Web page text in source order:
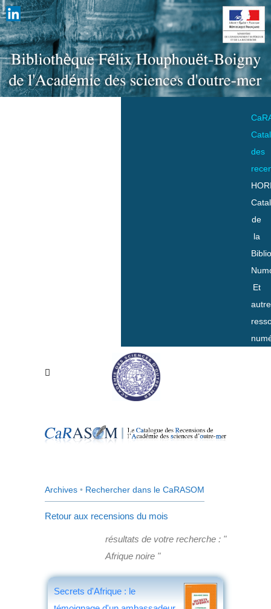
des
de
la
Et
Archives • Rechercher dans le CaRASOM
Retour aux recensions du mois
résultats de votre recherche : "
Afrique noire "
Secrets d'Afrique : le